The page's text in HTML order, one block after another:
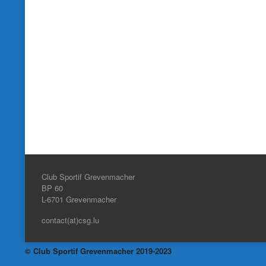
Club Sportif Grevenmacher
BP 60
L-6701 Grevenmacher
contact(at)csg.lu
© Club Sportif Grevenmacher 2019-2023